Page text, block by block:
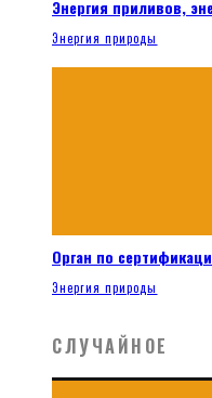
Энергия приливов,
Энергия природы
Орган по
Энергия природы
СЛУЧАЙНОЕ